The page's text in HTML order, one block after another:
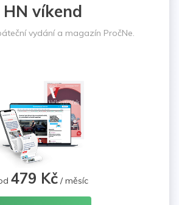
HN víkend
vydání a magazín PročNe.
479 Kč/ měsíc